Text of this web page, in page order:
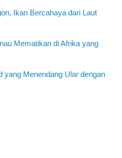
Ikan Bercahaya dari Laut
Mematikan di Afrika yang
yang Menendang Ular dengan